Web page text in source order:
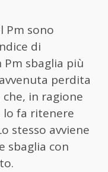
Pm sono
di
Pm sbaglia più
perdita
in ragione
lo fa ritenere
stesso avviene
sbaglia con